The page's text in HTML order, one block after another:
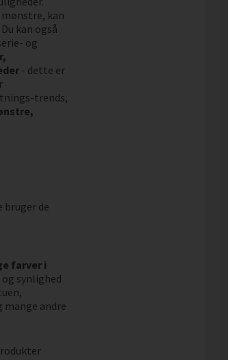
kan
Du kan også
og
- dette er
trends,
bruger de
farver i
synlighed
andre